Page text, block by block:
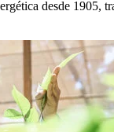
desde 1905,